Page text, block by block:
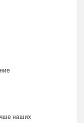
наших